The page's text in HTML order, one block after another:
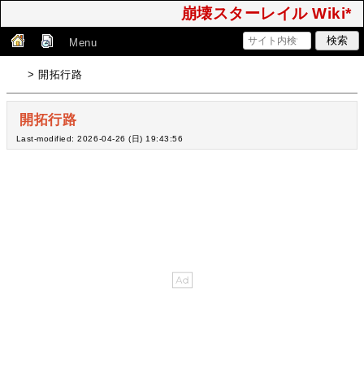
崩壊スターレイル Wiki*
Menu
> 開拓行路
開拓行路
Last-modified: 2026-04-26 (日) 19:43:56